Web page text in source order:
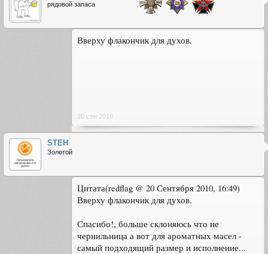
рядовой запаса
Вверху флакончик для духов.
20 сен 2010
STEH
Золотой
Цитата(redflag @ 20 Сентября 2010, 16:49)
Вверху флакончик для духов.
Спасибо!, больше склоняюсь что не
чернильница а вот для ароматных масел -
самый подходящий размер и исполнение...